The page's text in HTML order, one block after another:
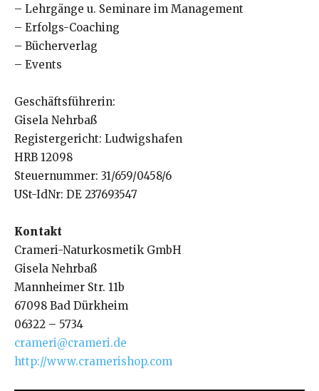
– Lehrgänge u. Seminare im Management
– Erfolgs-Coaching
– Bücherverlag
– Events
Geschäftsführerin:
Gisela Nehrbaß
Registergericht: Ludwigshafen
HRB 12098
Steuernummer: 31/659/0458/6
USt-IdNr: DE 237693547
Kontakt
Crameri-Naturkosmetik GmbH
Gisela Nehrbaß
Mannheimer Str. 11b
67098 Bad Dürkheim
06322 – 5734
crameri@crameri.de
http://www.cramerishop.com